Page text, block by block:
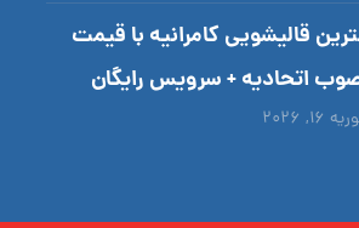
قالیشویی کامرانیه با قیمت
اتحادیه + سرویس رایگان
۱۶, ۲۰۲۶